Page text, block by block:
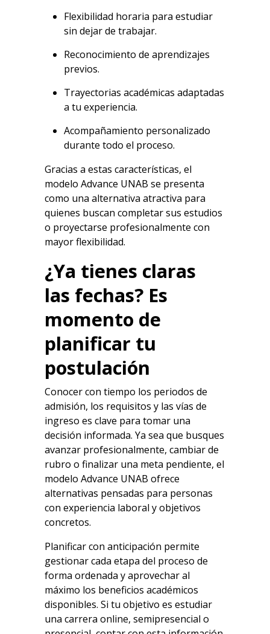
Flexibilidad horaria para estudiar
sin dejar de trabajar.
Reconocimiento de aprendizajes
previos.
Trayectorias académicas adaptadas
a tu experiencia.
Acompañamiento personalizado
durante todo el proceso.
Gracias a estas características, el
modelo Advance UNAB se presenta
como una alternativa atractiva para
quienes buscan completar sus estudios
o proyectarse profesionalmente con
mayor flexibilidad.
¿Ya tienes claras
las fechas? Es
momento de
planificar tu
postulación
Conocer con tiempo los periodos de
admisión, los requisitos y las vías de
ingreso es clave para tomar una
decisión informada. Ya sea que busques
avanzar profesionalmente, cambiar de
rubro o finalizar una meta pendiente, el
modelo Advance UNAB ofrece
alternativas pensadas para personas
con experiencia laboral y objetivos
concretos.
Planificar con anticipación permite
gestionar cada etapa del proceso de
forma ordenada y aprovechar al
máximo los beneficios académicos
disponibles. Si tu objetivo es estudiar
una carrera online, semipresencial o